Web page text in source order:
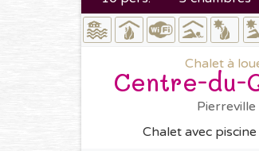
Chalet à
Centre-du-
Pierreville
Chalet avec